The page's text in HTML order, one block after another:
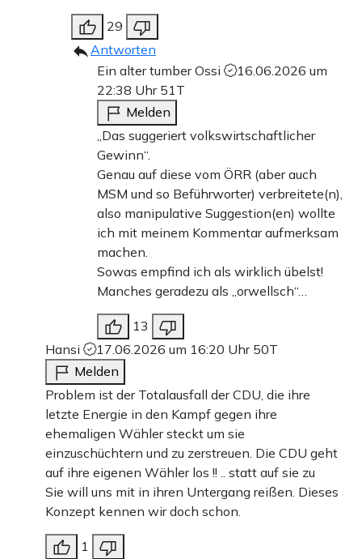
29
Antworten
Ein alter tumber Ossi
16.06.2026 um
22:38 Uhr 51T
Melden
„Das suggeriert volkswirtschaftlicher
Gewinn“.
Genau auf diese vom ÖRR (aber auch
MSM und so Beführworter) verbreitete(n),
also manipulative Suggestion(en) wollte
ich mit meinem Kommentar aufmerksam
machen.
Sowas empfind ich als wirklich übelst!
Manches geradezu als „orwellsch“…
13
Hansi
17.06.2026 um 16:20 Uhr 50T
Melden
Problem ist der Totalausfall der CDU, die ihre
letzte Energie in den Kampf gegen ihre
ehemaligen Wähler steckt um sie
einzuschüchtern und zu zerstreuen. Die CDU geht
auf ihre eigenen Wähler los !! .. statt auf sie zu
Sie will uns mit in ihren Untergang reißen. Dieses
Konzept kennen wir doch schon.
1